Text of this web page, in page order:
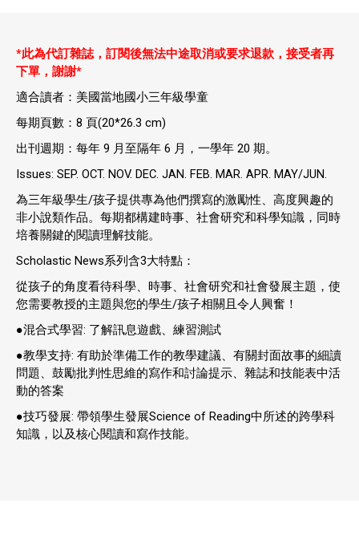
*此為代訂雜誌， 訂閱後無法中途取消或要求退款，接受者再
下單，謝謝*
適合讀者：美國當地國小三年級學童
每期頁數：8 頁(20*26.3 cm)
出刊週期：每年 9 月至隔年 6 月，一學年 20 期。
Issues: SEP. OCT. NOV. DEC. JAN. FEB. MAR. APR. MAY/JUN.
為三年級學生/孩子提供專為他們撰寫的激勵性、高度興趣的
非小說類作品。每期都構建時事、社會研究和科學知識，同時
培養關鍵的閱讀理解技能。
Scholastic News系列含3大特點：
從孩子的角度看待科學、時事、社會研究和社會發展主題，使
您需要教授的主題與您的學生/孩子相關且令人興奮！
●混合式學習: 了解訊息遊戲、練習測試
●教學支持: 有助於準備工作的教學建議、有關封面故事的細讀
問題、鼓勵批判性思維的寫作和討論提示、雜誌和技能表中活
動的答案
●技巧發展: 帶領學生發展Science of Reading中所述的跨學科
知識，以及核心閱讀和寫作技能。